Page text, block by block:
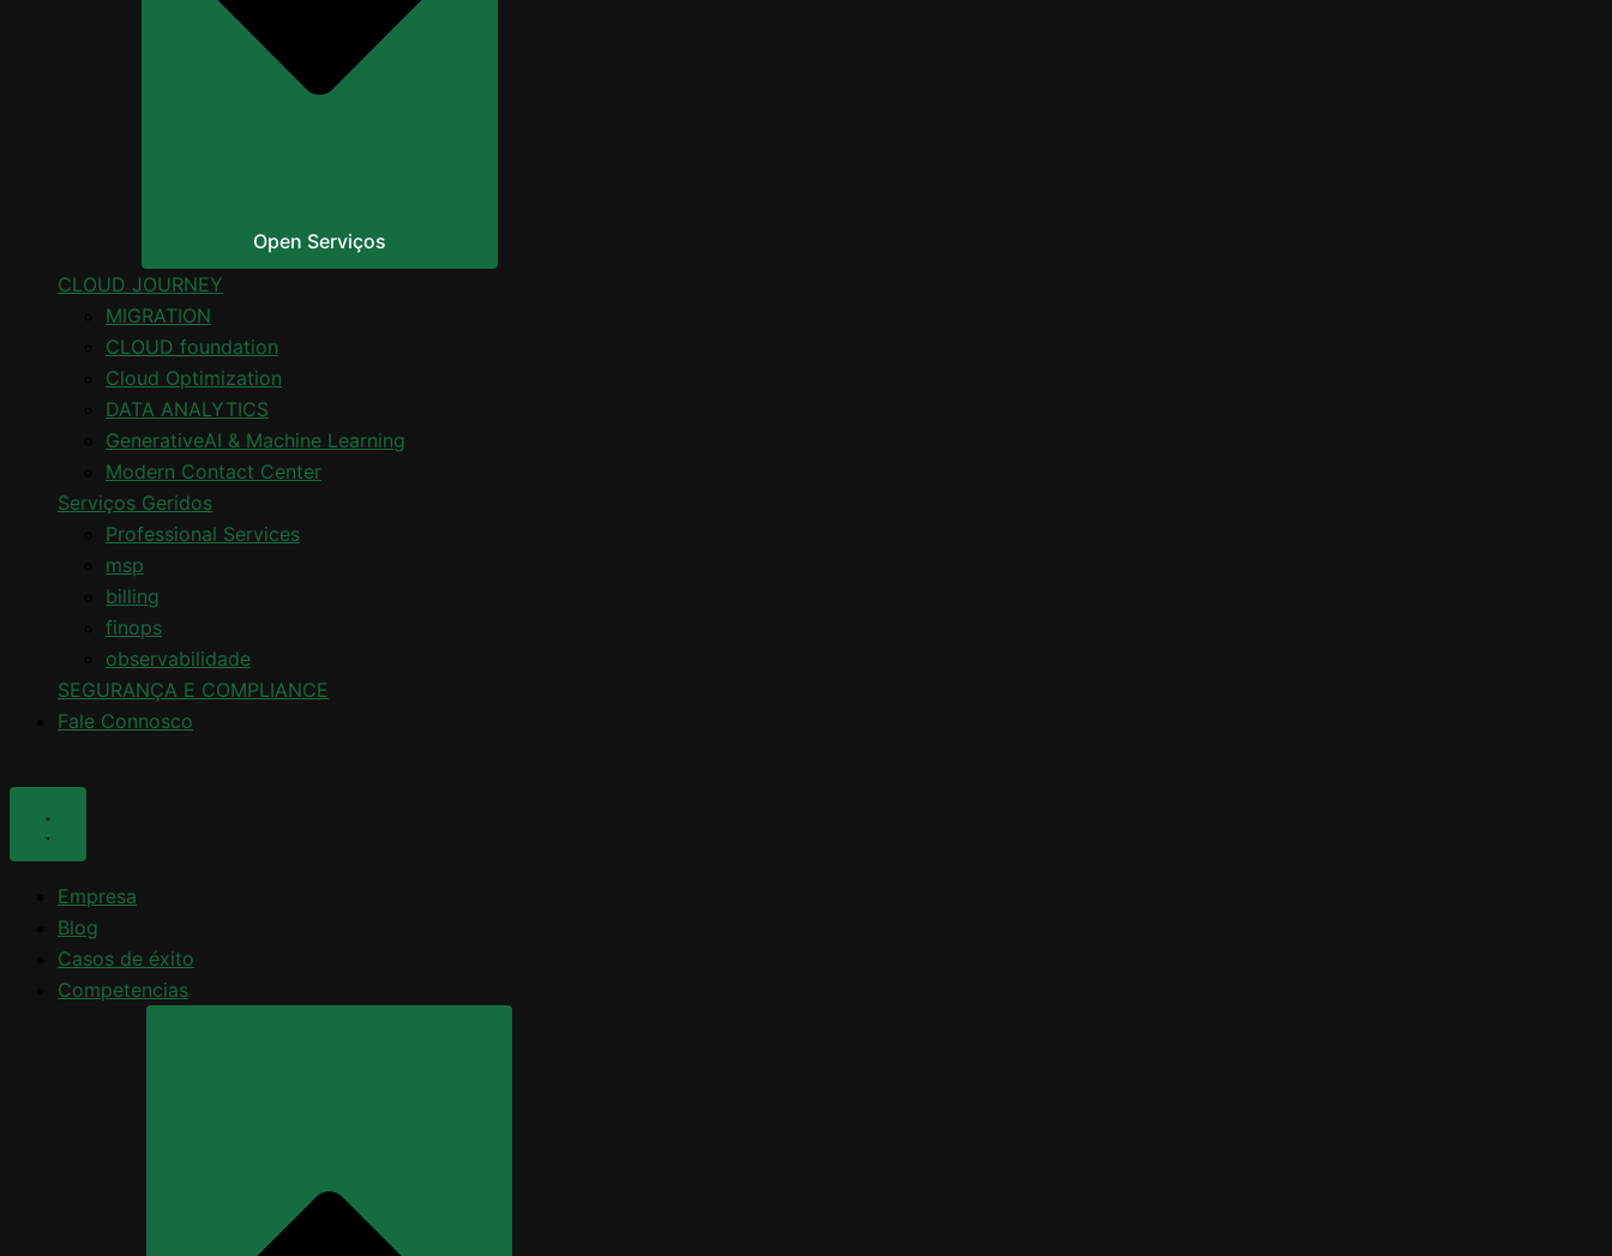
Open Serviços
CLOUD JOURNEY
MIGRATION
CLOUD foundation
Cloud Optimization
DATA ANALYTICS
GenerativeAI & Machine Learning
Modern Contact Center
Serviços Geridos
Professional Services
msp
billing
finops
observabilidade
SEGURANÇA E COMPLIANCE
Fale Connosco
Empresa
Blog
Casos de éxito
Competencias